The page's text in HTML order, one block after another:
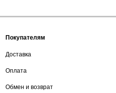
Покупателям
Доставка
Оплата
Обмен и возврат